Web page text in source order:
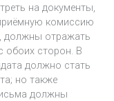
на документы,
комиссию
должны отражать
обоих сторон. В
должно стать
но также
должны